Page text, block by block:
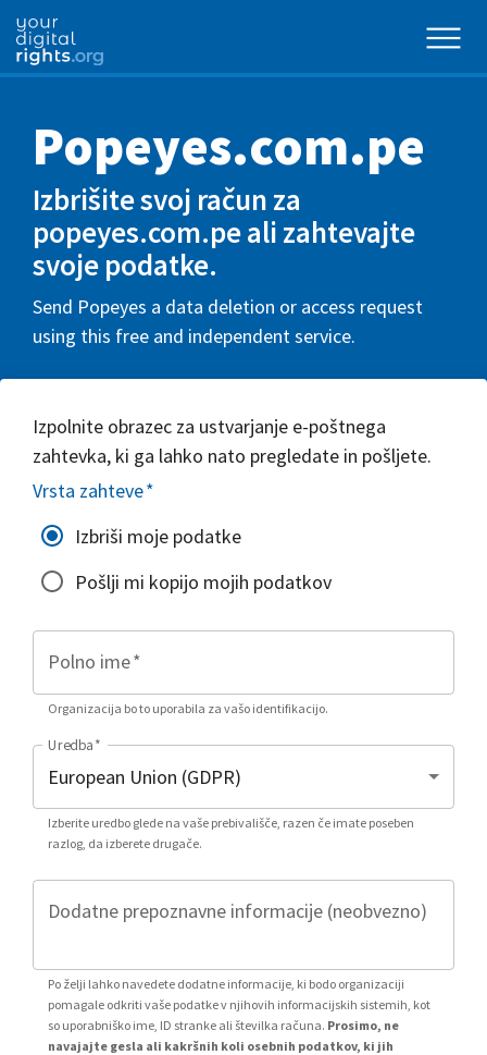
Popeyes.com.pe
Izbrišite svoj račun za
popeyes.com.pe ali zahtevajte
svoje podatke.
Send Popeyes a data deletion or access request
using this free and independent service.
Izpolnite obrazec za ustvarjanje e-poštnega
zahtevka, ki ga lahko nato pregledate in pošljete.
Vrsta zahteve*
Izbriši moje podatke
Pošlji mi kopijo mojih podatkov
Polno ime*
Organizacija bo to uporabila za vašo identifikacijo.
Uredba*
Izberite uredbo glede na vaše prebivališče, razen če imate poseben
razlog, da izberete drugače.
Dodatne prepoznavne informacije (neobvezno)
Po želji lahko navedete dodatne informacije, ki bodo organizaciji
pomagale odkriti vaše podatke v njihovih informacijskih sistemih, kot
so uporabniško ime, ID stranke ali številka računa. Prosimo, ne
navajajte gesla ali kakršnih koli osebnih podatkov, ki jih